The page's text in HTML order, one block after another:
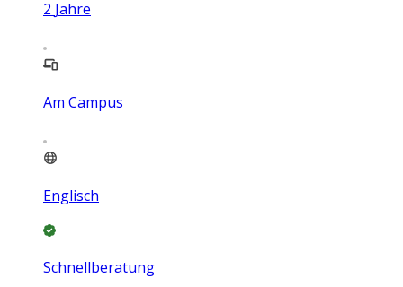
2 Jahre
Am Campus
Englisch
Schnellberatung